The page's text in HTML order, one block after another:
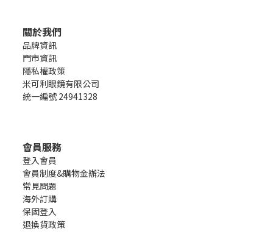
關於我們
品牌資訊
門市資訊
隱私權政策
米可利眼鏡有限公司
統一編號 24941328
會員服務
登入會員
會員制度&購物金辦法
常見問題
海外訂購
保固登入
退換貨政策